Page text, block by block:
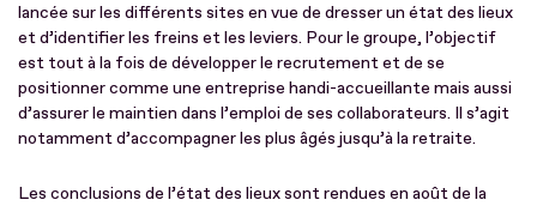
lancée sur les différents sites en vue de dresser un état des lieux
et d’identifier les freins et les leviers. Pour le groupe, l’objectif
est tout à la fois de développer le recrutement et de se
positionner comme une entreprise handi-accueillante mais aussi
d’assurer le maintien dans l’emploi de ses collaborateurs. Il s’agit
notamment d’accompagner les plus âgés jusqu’à la retraite.
Les conclusions de l’état des lieux sont rendues en août de la